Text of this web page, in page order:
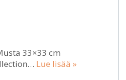
33×33 cm
Lue lisää »